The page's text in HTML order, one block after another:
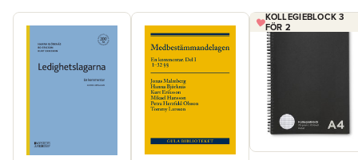
KOLLEGIEBLOCK 3
FÖR 2